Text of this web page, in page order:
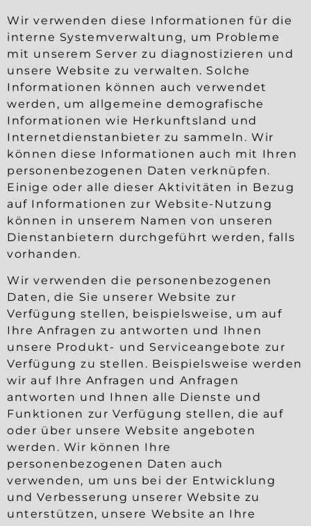
Wir verwenden diese Informationen für die
interne Systemverwaltung, um Probleme
mit unserem Server zu diagnostizieren und
unsere Website zu verwalten. Solche
Informationen können auch verwendet
werden, um allgemeine demografische
Informationen wie Herkunftsland und
Internetdienstanbieter zu sammeln. Wir
können diese Informationen auch mit Ihren
personenbezogenen Daten verknüpfen.
Einige oder alle dieser Aktivitäten in Bezug
auf Informationen zur Website-Nutzung
können in unserem Namen von unseren
Dienstanbietern durchgeführt werden, falls
vorhanden.
Wir verwenden die personenbezogenen
Daten, die Sie unserer Website zur
Verfügung stellen, beispielsweise, um auf
Ihre Anfragen zu antworten und Ihnen
unsere Produkt- und Serviceangebote zur
Verfügung zu stellen. Beispielsweise werden
wir auf Ihre Anfragen und Anfragen
antworten und Ihnen alle Dienste und
Funktionen zur Verfügung stellen, die auf
oder über unsere Website angeboten
werden. Wir können Ihre
personenbezogenen Daten auch
verwenden, um uns bei der Entwicklung
und Verbesserung unserer Website zu
unterstützen, unsere Website an Ihre